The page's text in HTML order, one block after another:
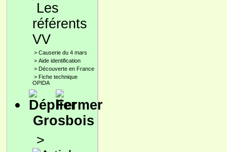
Les
référents
VV
> Causerie du 4 mars
> Aide identification
> Découverte en France
> Fiche technique
OPIDA
Grosbois
>